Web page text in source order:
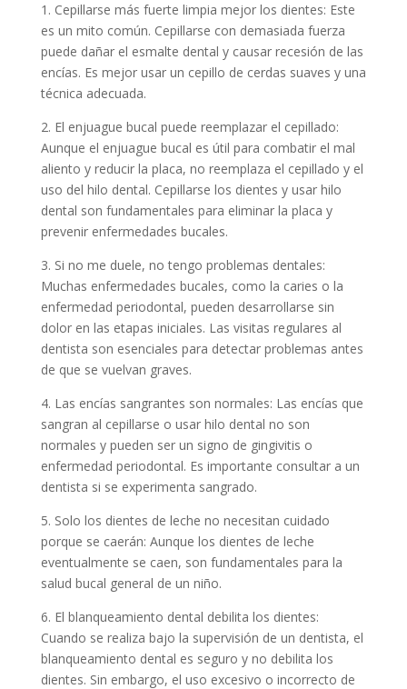
1. Cepillarse más fuerte limpia mejor los dientes: Este
es un mito común. Cepillarse con demasiada fuerza
puede dañar el esmalte dental y causar recesión de las
encías. Es mejor usar un cepillo de cerdas suaves y una
técnica adecuada.
2. El enjuague bucal puede reemplazar el cepillado:
Aunque el enjuague bucal es útil para combatir el mal
aliento y reducir la placa, no reemplaza el cepillado y el
uso del hilo dental. Cepillarse los dientes y usar hilo
dental son fundamentales para eliminar la placa y
prevenir enfermedades bucales.
3. Si no me duele, no tengo problemas dentales:
Muchas enfermedades bucales, como la caries o la
enfermedad periodontal, pueden desarrollarse sin
dolor en las etapas iniciales. Las visitas regulares al
dentista son esenciales para detectar problemas antes
de que se vuelvan graves.
4. Las encías sangrantes son normales: Las encías que
sangran al cepillarse o usar hilo dental no son
normales y pueden ser un signo de gingivitis o
enfermedad periodontal. Es importante consultar a un
dentista si se experimenta sangrado.
5. Solo los dientes de leche no necesitan cuidado
porque se caerán: Aunque los dientes de leche
eventualmente se caen, son fundamentales para la
salud bucal general de un niño.
6. El blanqueamiento dental debilita los dientes:
Cuando se realiza bajo la supervisión de un dentista, el
blanqueamiento dental es seguro y no debilita los
dientes. Sin embargo, el uso excesivo o incorrecto de